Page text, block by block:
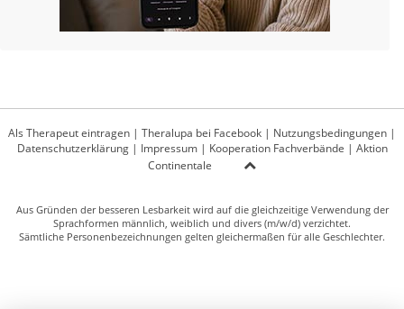
Als Therapeut eintragen | Theralupa bei Facebook | Nutzungsbedingungen |
Datenschutzerklärung| Impressum| Kooperation Fachverbände | Aktion
Continentale
Aus Gründen der besseren Lesbarkeit wird auf die gleichzeitige Verwendung der
Sprachformen männlich, weiblich und divers (m/w/d) verzichtet.
Sämtliche Personenbezeichnungen gelten gleichermaßen für alle Geschlechter.